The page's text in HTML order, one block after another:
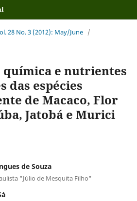
28 No. 3 (2012): May/June /
química e nutrientes
das espécies
de Macaco, Flor
Jatobá e Murici
de Souza
"Júlio de Mesquita Filho"